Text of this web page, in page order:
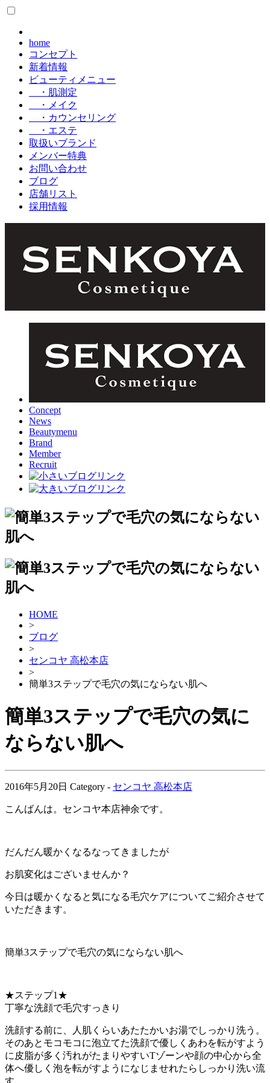
home
コンセプト
新着情報
ビューティメニュー
・肌測定
・メイク
・カウンセリング
・エステ
取扱いブランド
メンバー特典
お問い合わせ
ブログ
店舗リスト
採用情報
Concept
News
Beautymenu
Brand
Member
Recruit
HOME
>
ブログ
>
センコヤ 高松本店
>
簡単3ステップで毛穴の気にならない肌へ
簡単3ステップで毛穴の気に
ならない肌へ
2016年5月20日 Category - センコヤ 高松本店
こんばんは。センコヤ本店神余です。
だんだん暖かくなるなってきましたが
お肌変化はございませんか？
今日は暖かくなると気になる毛穴ケアについてご紹介させて
いただきます。
簡単3ステップで毛穴の気にならない肌へ
★ステップ1★
丁寧な洗顔で毛穴すっきり
洗顔する前に、人肌くらいあたたかいお湯でしっかり洗う。
そのあとモコモコに泡立てた洗顔で優しくあわを転がすよう
に皮脂が多く汚れがたまりやすいTゾーンや顔の中心から全
体へ優しく泡を転がすようになじませれたらしっかり洗い流
す。